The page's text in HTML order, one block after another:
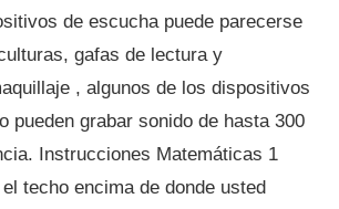
de escucha puede parecerse
gafas de lectura y
, algunos de los dispositivos
pueden grabar sonido de hasta 300
Instrucciones Matemáticas 1
techo encima de donde usted